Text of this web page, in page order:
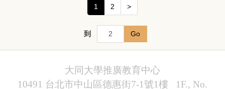
1 2 >
到 Go
大同大學推廣教育中心
10491 台北市中山區德惠街7-1號1樓 1F., No.